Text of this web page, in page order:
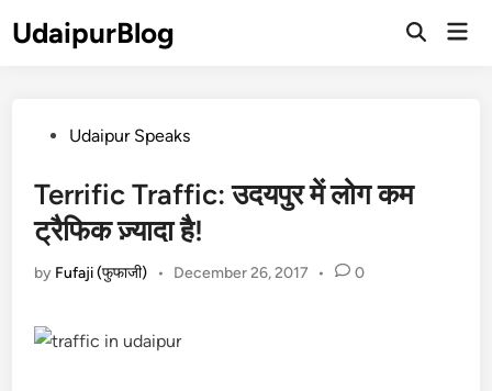
toUdaipurBlog
Open
PostedUdaipur Speaks
Terrific Traffic: उदयपुर में लोग कम
ट्रैफिक ज़्यादा है!
by Fufaji (फुफाजी) • December 26, 2017 • 0